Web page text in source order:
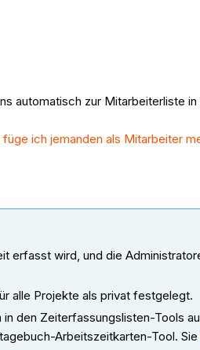
automatisch zur Mitarbeiterliste in
füge ich jemanden als Mitarbeiter
erfasst wird, und die
alle Projekte als privat festgelegt.
den Zeiterfassungslisten-Tools
Arbeitszeitkarten-Tool.